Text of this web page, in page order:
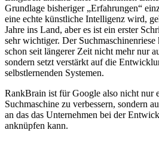
Grundlage bisheriger „Erfahrungen“
eine echte künstliche Intelligenz wird,
Jahre ins Land, aber es ist ein erster
sehr wichtiger. Der
schon seit längerer Zeit nicht mehr nur
sondern setzt verstärkt auf die
selbstlernenden Systemen.
RankBrain ist für Google also nicht nur
Suchmaschine zu verbessern, sondern
an das das Unternehmen bei der
anknüpfen kann.